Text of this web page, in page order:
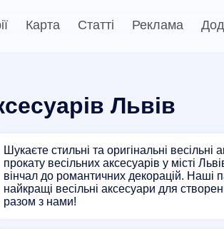
Карта Статті Реклама
Львів
Шукаєте стильні та оригінальні
прокату весільних аксесуарів у місті
вінчал до романтичних декорацій. Наші
найкращі весільні аксесуари для
разом з нами!